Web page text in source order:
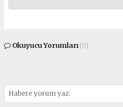
Okuyucu Yorumları(0)